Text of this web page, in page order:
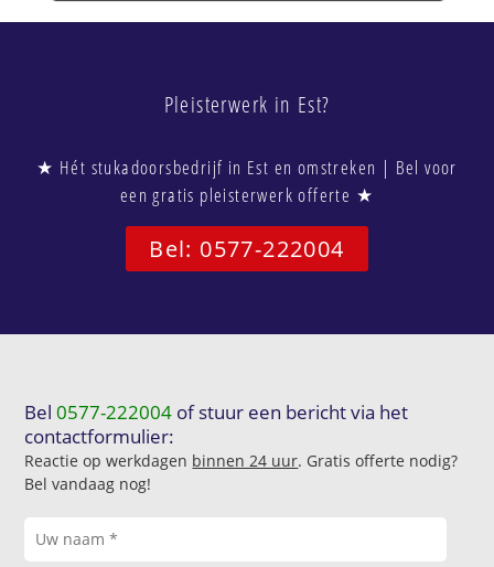
Pleisterwerk in Est?
★ Hét stukadoorsbedrijf in Est en omstreken | Bel voor
een gratis pleisterwerk offerte ★
Bel: 0577-222004
Bel0577-222004 of stuur een bericht via het
contactformulier:
Reactie op werkdagen binnen 24 uur. Gratis offerte nodig?
Bel vandaag nog!